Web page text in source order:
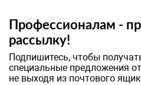
Профессионалам -
рассылку!
Подпишитесь, чтобы
специальные предложения
не выходя из почтового